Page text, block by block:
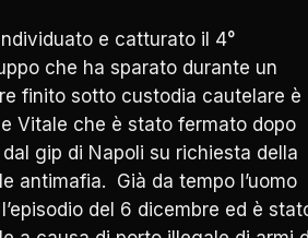
e catturato il 4°
che ha sparato durante un
finito sotto custodia cautelare è
Vitale che è stato fermato dopo
dal gip di Napoli su richiesta della
antimafia. Già da tempo l’uomo
del 6 dicembre ed è